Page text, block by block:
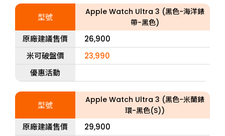
型號
Apple Watch Ultra 3 (黑色-海洋錶
帶-黑色)
原廠建議售價
26,900
米可破盤價
23,990
優惠活動
型號
Apple Watch Ultra 3 (黑色-米蘭錶
環-黑色(S))
原廠建議售價
29,900